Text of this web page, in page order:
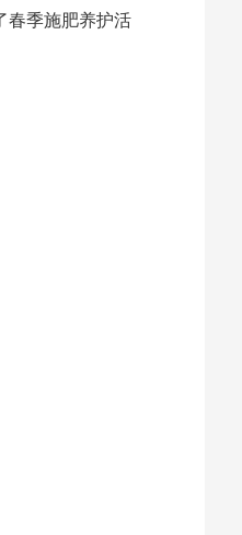
春季施肥养护活